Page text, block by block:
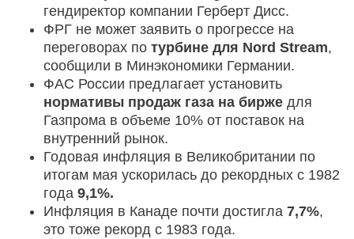
гендиректор компании Герберт Дисс.
ФРГ не может заявить о прогрессе на
переговорах по турбине для Nord Stream,
сообщили в Минэкономики Германии.
ФАС России предлагает установить
нормативы продаж газа на бирже для
Газпрома в объеме 10% от поставок на
внутренний рынок.
Годовая инфляция в Великобритании по
итогам мая ускорилась до рекордных с 1982
года 9,1%.
Инфляция в Канаде почти достигла 7,7%,
это тоже рекорд с 1983 года.